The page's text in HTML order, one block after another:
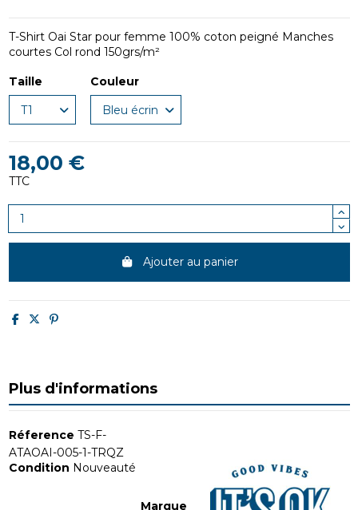
T-Shirt Oai Star pour femme 100% coton peigné Manches
courtes Col rond 150grs/m²
Taille Couleur
18,00 €
TTC
Ajouter au panier
Plus d'informations
Marque
Réference TS-F-
ATAOAI-005-1-TRQZ
Condition Nouveauté